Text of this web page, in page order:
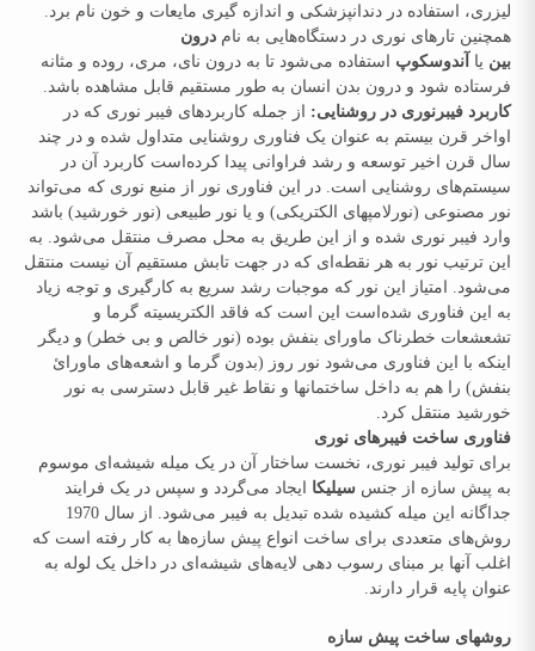
لیزری، استفاده در دندانپزشکی و اندازه ‌گیری مایعات و خون نام برد.
همچنین تارهای نوری در دستگاه‌هایی به نام درون
بین یا آندوسکوپ استفاده می‌شود تا به درون نای، مری، روده و مثانه
فرستاده شود و درون بدن انسان به طور مستقیم قابل مشاهده باشد.
کاربرد فیبرنوری در روشنایی: از جمله کاربردهای فیبر نوری که در
اواخر قرن بیستم به عنوان یک فناوری روشنایی متداول شده و در چند
سال قرن اخیر توسعه و رشد فراوانی پیدا کرده‌است کاربرد آن در
سیستم‌های روشنایی است. در این فناوری نور از منبع نوری که می‌تواند
نور مصنوعی (نورلامپهای الکتریکی) و یا نور طبیعی (نور خورشید) باشد
وارد فیبر نوری شده و از این طریق به محل مصرف منتقل می‌شود. به
این ترتیب نور به هر نقطه‌ای که در جهت تابش مستقیم آن نیست منتقل
می‌شود. امتیاز این نور که موجبات رشد سریع به کارگیری و توجه زیاد
به این فناوری شده‌است این است که فاقد الکتریسیته گرما و
تشعشعات خطرناک ماورای بنفش بوده (نور خالص و بی خطر) و دیگر
اینکه با این فناوری می‌شود نور روز (بدون گرما و اشعه‌های ماورائ
بنفش) را هم به داخل ساختمانها و نقاط غیر قابل دسترسی به نور
خورشید منتقل کرد.
فناوری ساخت فیبرهای نوری
برای تولید فیبر نوری، نخست ساختار آن در یک میله شیشه‌ای موسوم
به پیش‌ سازه از جنس سیلیکا ایجاد می‌گردد و سپس در یک فرایند
جداگانه این میله کشیده شده تبدیل به فیبر می‌شود. از سال 1970
روش‌های متعددی برای ساخت انواع پیش‌ سازه‌ها به کار رفته ‌است که
اغلب آنها بر مبنای رسوب ‌دهی لایه‌های شیشه‌ای در داخل یک لوله به
عنوان پایه قرار دارند.
روشهای ساخت پیش ‌سازه